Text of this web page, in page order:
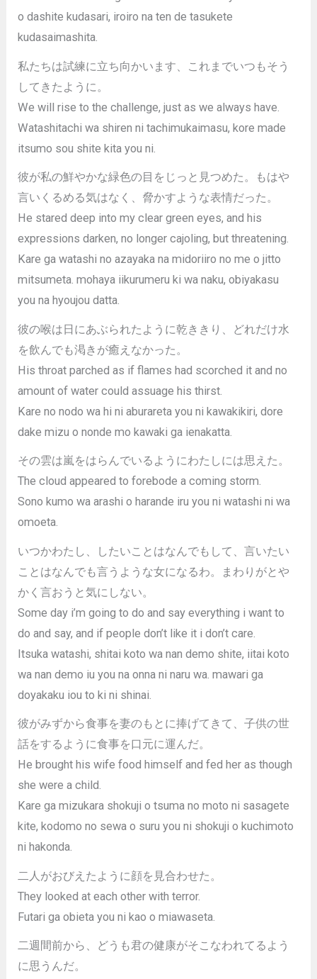
o dashite kudasari, iroiro na ten de tasukete
kudasaimashita.
私たちは試練に立ち向かいます、これまでいつもそう
してきたように。
We will rise to the challenge, just as we always have.
Watashitachi wa shiren ni tachimukaimasu, kore made
itsumo sou shite kita you ni.
彼が私の鮮やかな緑色の目をじっと見つめた。もはや
言いくるめる気はなく、脅かすような表情だった。
He stared deep into my clear green eyes, and his
expressions darken, no longer cajoling, but threatening.
Kare ga watashi no azayaka na midoriiro no me o jitto
mitsumeta. mohaya iikurumeru ki wa naku, obiyakasu
you na hyoujou datta.
彼の喉は日にあぶられたように乾ききり、どれだけ水
を飲んでも渇きが癒えなかった。
His throat parched as if flames had scorched it and no
amount of water could assuage his thirst.
Kare no nodo wa hi ni aburareta you ni kawakikiri, dore
dake mizu o nonde mo kawaki ga ienakatta.
その雲は嵐をはらんでいるようにわたしには思えた。
The cloud appeared to forebode a coming storm.
Sono kumo wa arashi o harande iru you ni watashi ni wa
omoeta.
いつかわたし、したいことはなんでもして、言いたい
ことはなんでも言うような女になるわ。まわりがとや
かく言おうと気にしない。
Some day i’m going to do and say everything i want to
do and say, and if people don’t like it i don’t care.
Itsuka watashi, shitai koto wa nan demo shite, iitai koto
wa nan demo iu you na onna ni naru wa. mawari ga
doyakaku iou to ki ni shinai.
彼がみずから食事を妻のもとに捧げてきて、子供の世
話をするように食事を口元に運んだ。
He brought his wife food himself and fed her as though
she were a child.
Kare ga mizukara shokuji o tsuma no moto ni sasagete
kite, kodomo no sewa o suru you ni shokuji o kuchimoto
ni hakonda.
二人がおびえたように顔を見合わせた。
They looked at each other with terror.
Futari ga obieta you ni kao o miawaseta.
二週間前から、どうも君の健康がそこなわれてるよう
に思うんだ。